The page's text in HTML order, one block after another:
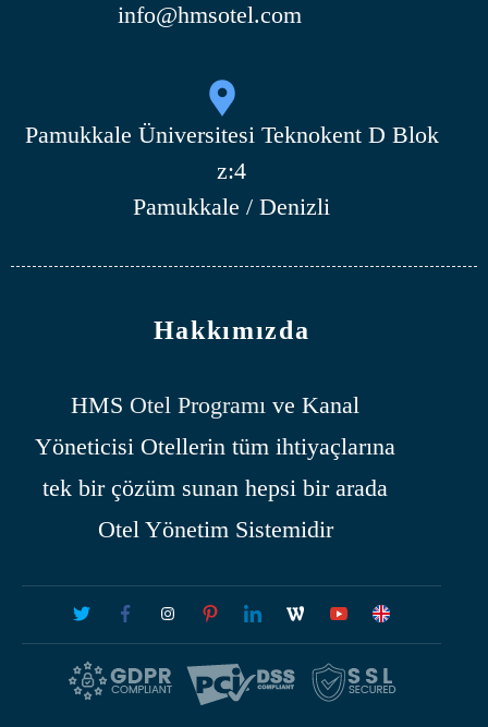
info@hmsotel.com
Pamukkale Üniversitesi Teknokent D Blok
z:4
Pamukkale / Denizli
Hakkımızda
HMS Otel Programı ve Kanal
Yöneticisi Otellerin tüm ihtiyaçlarına
tek bir çözüm sunan hepsi bir arada
Otel Yönetim Sistemidir